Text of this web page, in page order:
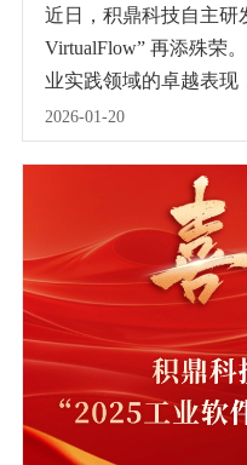
近日，积鼎科技自主研
VirtualFlow” 再添殊荣
业实践领域的卓越表现
互联网协会评选的上海
目录，并荣获由中国工
石-数智工业优秀产品”
2026-01-20